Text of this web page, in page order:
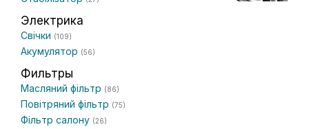
Электрика
Свічки (109)
Акумулятор (56)
Фильтры
Масляний фільтр (86)
Повітряний фільтр (75)
Фільтр салону (26)